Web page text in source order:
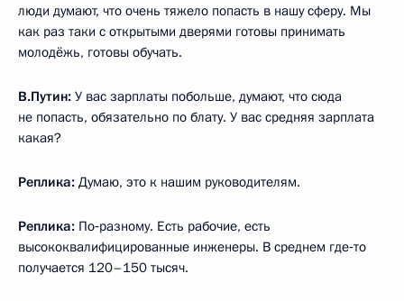
люди думают, что очень тяжело попасть в нашу сферу. Мы
как раз таки с открытыми дверями готовы принимать
молодёжь, готовы обучать.
В.Путин: У вас зарплаты побольше, думают, что сюда
не попасть, обязательно по блату. У вас средняя зарплата
какая?
Реплика: Думаю, это к нашим руководителям.
Реплика: По‑разному. Есть рабочие, есть
высококвалифицированные инженеры. В среднем где‑то
получается 120–150 тысяч.